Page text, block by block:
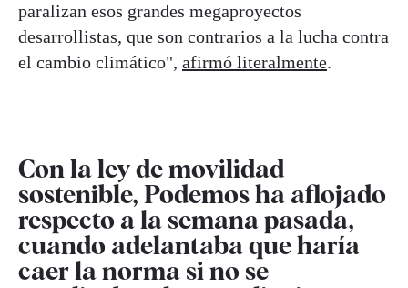
paralizan esos grandes megaproyectos
desarrollistas, que son contrarios a la lucha contra
el cambio climático", afirmó literalmente.
Con la ley de movilidad
sostenible, Podemos ha aflojado
respecto a la semana pasada,
cuando adelantaba que haría
caer la norma si no se